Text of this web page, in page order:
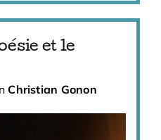
et le
Christian Gonon